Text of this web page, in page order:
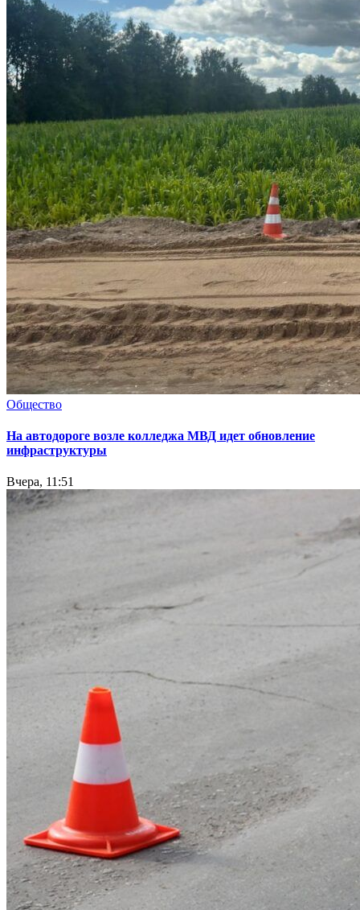
Общество
На автодороге возле колледжа МВД идет обновление
инфраструктуры
Вчера, 11:51